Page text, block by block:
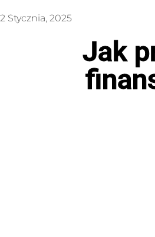
2 Stycznia, 2025
Jak